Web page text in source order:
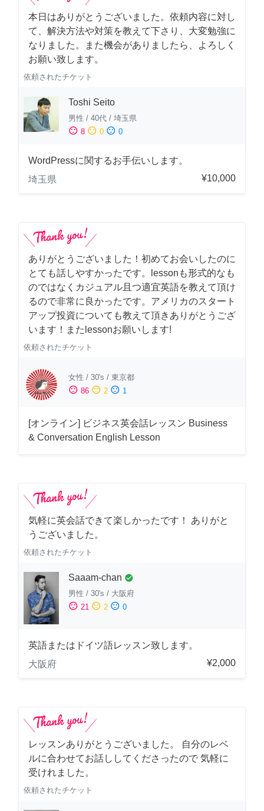
本日はありがとうございました。依頼内容に対し
て、解決方法や対策を教えて下さり、大変勉強に
なりました。また機会がありましたら、よろしく
お願い致します。
依頼されたチケット
Toshi Seito
男性 / 40代 / 埼玉県
sentiment_satisfied 8 sentiment_neutral 0 sentiment_dissatisfied 0
WordPressに関するお手伝いします。
埼玉県
¥10,000
ありがとうございました！初めてお会いしたのに
とても話しやすかったです。lessonも形式的なも
のではなくカジュアル且つ適宜英語を教えて頂け
るので非常に良かったです。アメリカのスタート
アップ投資についても教えて頂きありがとうござ
います！またlessonお願いします!
依頼されたチケット
女性 / 30's / 東京都
sentiment_satisfied 86 sentiment_neutral 2 sentiment_dissatisfied 1
[オンライン] ビジネス英会話レッスン Business
& Conversation English Lesson
気軽に英会話できて楽しかったです！ ありがと
うございました。
依頼されたチケット
Saaam-chan check_circle
男性 / 30's / 大阪府
sentiment_satisfied 21 sentiment_neutral 2 sentiment_dissatisfied 0
英語またはドイツ語レッスン致します。
大阪府
¥2,000
レッスンありがとうございました。 自分のレベ
ルに合わせてお話ししてくださったので 気軽に
受けれました。
依頼されたチケット